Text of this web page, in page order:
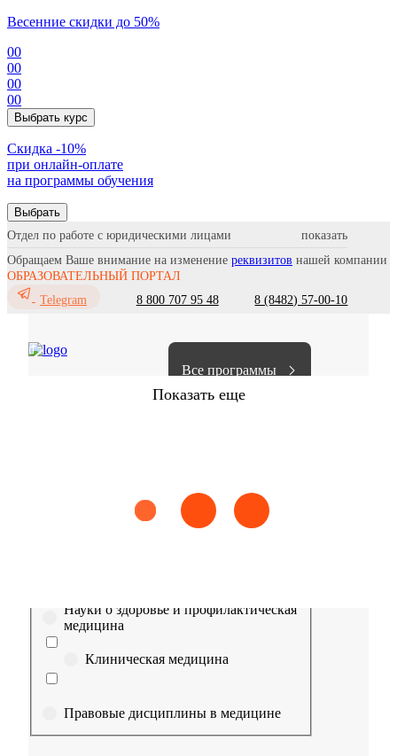
Весенние скидки до 50%
00
00
00
00
Выбрать курс
Cкидка -10%
при онлайн-оплате
на программы обучения
Выбрать
Отдел по работе с юридическими лицами
Обращаем Ваше внимание на изменение реквизитов нашей компании
ОБРАЗОВАТЕЛЬНЫЙ ПОРТАЛ
Telegram
8 800 707 95 48 8 (8482) 57-00-10
Все программы
Показать еще
Сестринское дело Эпидемиология Медицинская помощь
Выберите направление
Науки о здоровье и профилактическая
медицина
Клиническая медицина
Правовые дисциплины в медицине